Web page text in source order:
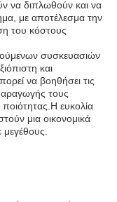
να διπλωθούν και να
με αποτέλεσμα την
του κόστους
συσκευασιών
και
να βοηθήσει τις
τους
ευκολία
μια οικονομικά